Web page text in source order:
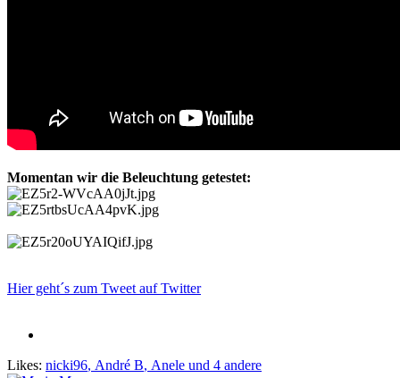
Momentan wir die Beleuchtung getestet:
Hier geht´s zum Tweet auf Twitter
Likes: nicki96, André B, Anele und 4 andere